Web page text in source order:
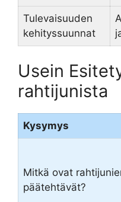
Tulevaisuuden
kehityssuunnat
Usein
rahtijunista
Kysymys
Mitkä ovat
päätehtävät?